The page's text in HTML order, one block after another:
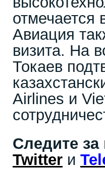
отмечается
Авиация
визита. На
Токаев
Airlines и
Следите
Twitter и